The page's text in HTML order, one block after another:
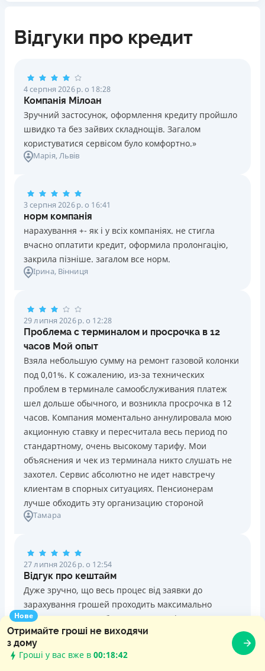
Нове
Отримайте гроші не виходячи
з дому
Гроші у вас вже в 00:18:43
терміном.
Відгуки про кредит
4 серпня 2026 р. о 18:28
Компанія Мілоан
Зручний застосунок, оформлення кредиту пройшло
швидко та без зайвих складнощів. Загалом
користуватися сервісом було комфортно.»
Марія, Львів
3 серпня 2026 р. о 16:41
норм компанія
нарахування +- як і у всіх компаніях. не стигла
вчасно оплатити кредит, оформила пролонгацію,
закрила пізніше. загалом все норм.
Ірина, Вінниця
29 липня 2026 р. о 12:28
Проблема с терминалом и просрочка в 12
часов Мой опыт
Взяла небольшую сумму на ремонт газовой колонки
под 0,01%. К сожалению, из-за технических
проблем в терминале самообслуживания платеж
шел дольше обычного, и возникла просрочка в 12
часов. Компания моментально аннулировала мою
акционную ставку и пересчитала весь период по
стандартному, очень высокому тарифу. Мои
объяснения и чек из терминала никто слушать не
захотел. Сервис абсолютно не идет навстречу
клиентам в спорных ситуациях. Пенсионерам
лучше обходить эту организацию стороной
Тамара
27 липня 2026 р. о 12:54
Відгук про кештайм
Дуже зручно, що весь процес від заявки до
зарахування грошей проходить максимально
оперативно. Не треба розлучатися зі своєю
машиною, вона залишається на руках. Окремо хочу
відзначити роботу служби підтримки: терпляче
пояснили всі нюанси погашення і допомогли